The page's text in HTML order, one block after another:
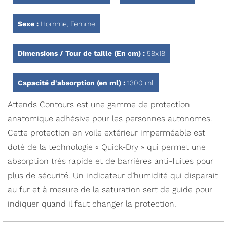
Sexe : Homme, Femme
Dimensions / Tour de taille (En cm) : 58x18
Capacité d'absorption (en ml) : 1300 ml
Attends Contours est une gamme de protection
anatomique adhésive pour les personnes autonomes.
Cette protection en voile extérieur imperméable est
doté de la technologie « Quick-Dry » qui permet une
absorption très rapide et de barrières anti-fuites pour
plus de sécurité. Un indicateur d’humidité qui disparait
au fur et à mesure de la saturation sert de guide pour
indiquer quand il faut changer la protection.